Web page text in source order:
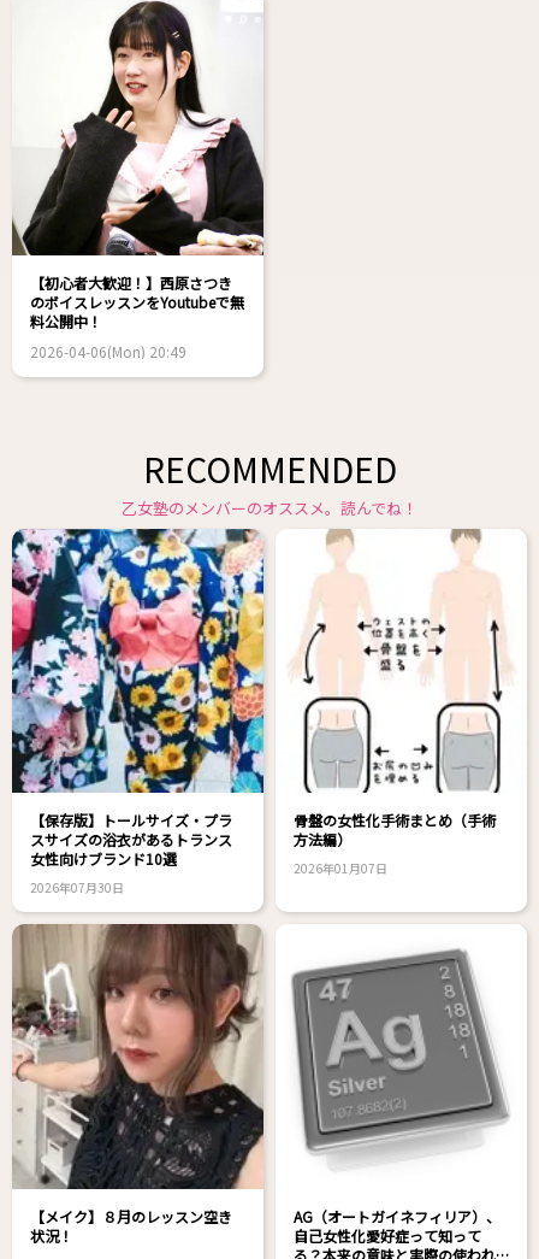
【初心者大歓迎！】西原さつき
のボイスレッスンをYoutubeで無
料公開中！
2026-04-06(Mon) 20:49
RECOMMENDED
乙女塾のメンバーのオススメ。読んでね！
【保存版】トールサイズ・プラ
スサイズの浴衣があるトランス
女性向けブランド10選
2026年07月30日
骨盤の女性化手術まとめ（手術
方法編）
2026年01月07日
【メイク】８月のレッスン空き
状況！
AG（オートガイネフィリア）、
自己女性化愛好症って知って
る？本来の意味と実際の使われ